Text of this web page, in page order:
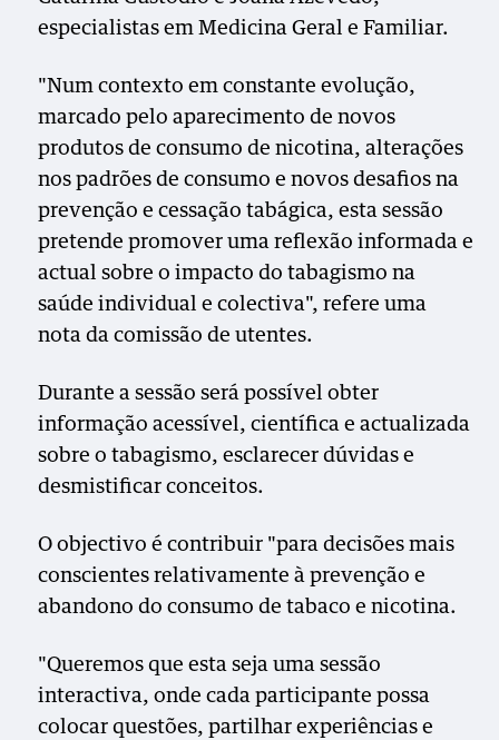
especialistas em Medicina Geral e Familiar.
"Num contexto em constante evolução,
marcado pelo aparecimento de novos
produtos de consumo de nicotina, alterações
nos padrões de consumo e novos desafios na
prevenção e cessação tabágica, esta sessão
pretende promover uma reflexão informada e
actual sobre o impacto do tabagismo na
saúde individual e colectiva", refere uma
nota da comissão de utentes.
Durante a sessão será possível obter
informação acessível, científica e actualizada
sobre o tabagismo, esclarecer dúvidas e
desmistificar conceitos.
O objectivo é contribuir "para decisões mais
conscientes relativamente à prevenção e
abandono do consumo de tabaco e nicotina.
"Queremos que esta seja uma sessão
interactiva, onde cada participante possa
colocar questões, partilhar experiências e